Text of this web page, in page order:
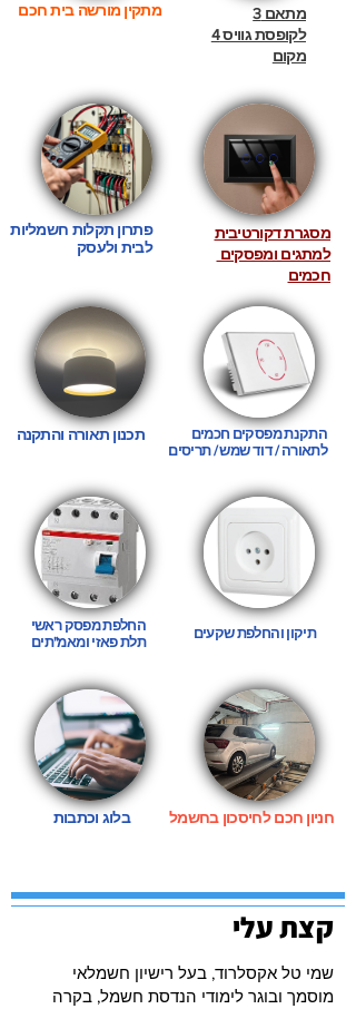
מתקין מורשה בית חכם
מתאם 3
לקופסת גוויס 4
מקום
פתרון תקלות חשמליות
לבית ולעסק
תכנון תאורה והתקנה
מסגרת דקורטיבית
למתגים ומפסקים
חכמים
התקנת מפסקים חכמים
לתאורה / דוד שמש / תריסים
החלפת מפסק ראשי
תלת פאזי ומאמ"תים
תיקון והחלפת שקעים
בלוג וכתבות חניון חכם לחיסכון בחשמל
קצת עלי
שמי טל אקסלרוד, בעל רישיון חשמלאי
מוסמך ובוגר לימודי הנדסת חשמל, בקרה